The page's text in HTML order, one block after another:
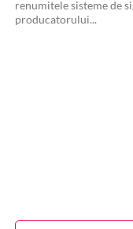
renumitele sisteme de
producatorului...